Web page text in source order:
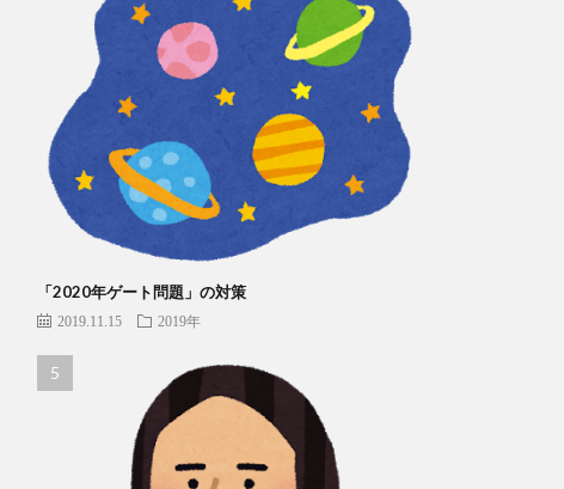
「2020年ゲート問題」の対策
2019.11.15 2019年